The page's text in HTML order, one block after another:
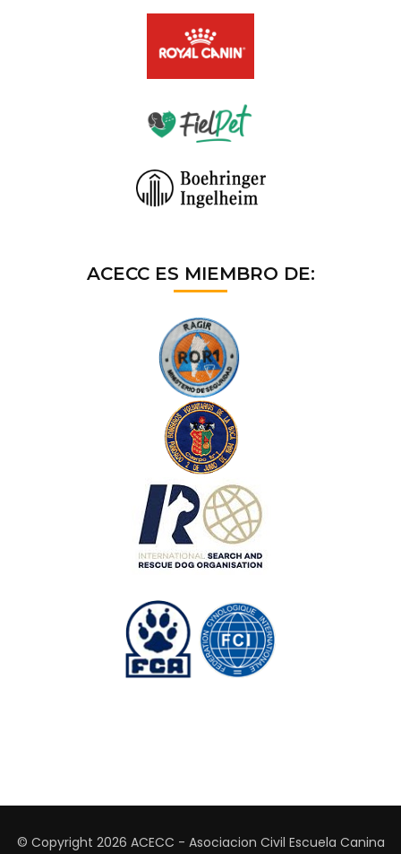
ACECC ES MIEMBRO DE:
© Copyright 2026 ACECC - Asociacion Civil Escuela Canina